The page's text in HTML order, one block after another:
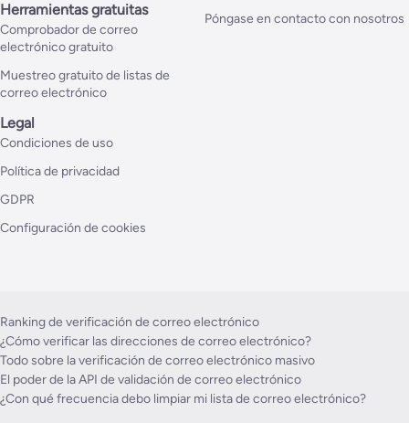
Herramientas gratuitas
Comprobador de correo
electrónico gratuito
Muestreo gratuito de listas de
correo electrónico
Póngase en contacto con nosotros
Legal
Condiciones de uso
Política de privacidad
GDPR
Configuración de cookies
Ranking de verificación de correo electrónico
¿Cómo verificar las direcciones de correo electrónico?
Todo sobre la verificación de correo electrónico masivo
El poder de la API de validación de correo electrónico
¿Con qué frecuencia debo limpiar mi lista de correo electrónico?